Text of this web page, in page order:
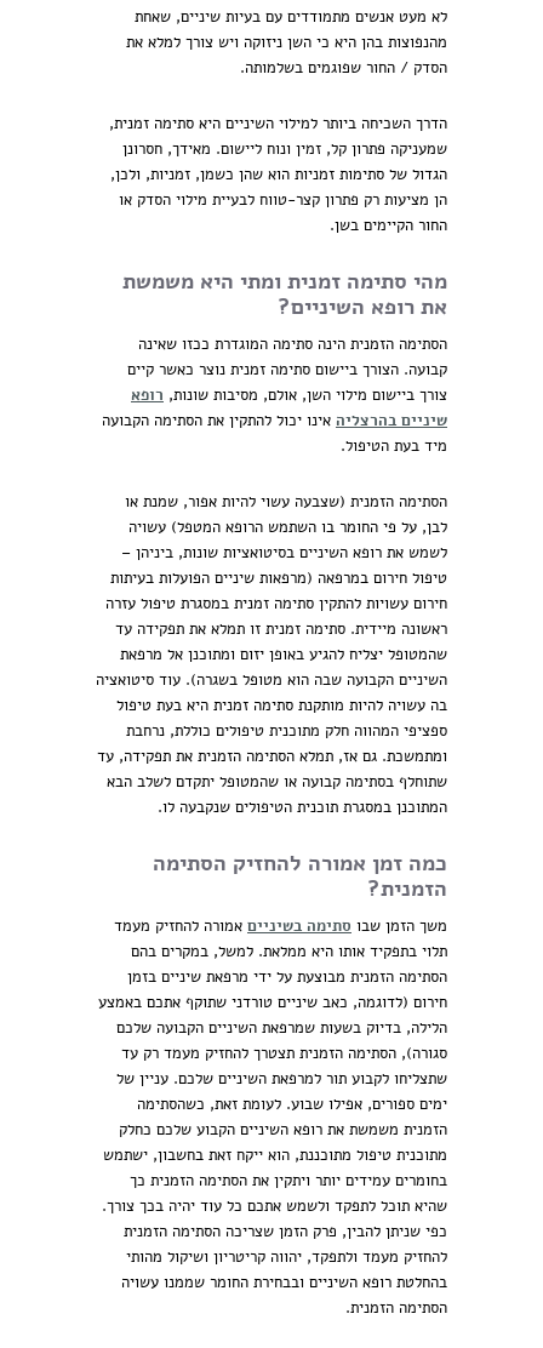
לא מעט אנשים מתמודדים עם בעיות שיניים, שאחת
מהנפוצות בהן היא כי השן ניזוקה ויש צורך למלא את
הסדק / החור שפוגמים בשלמותה.
הדרך השכיחה ביותר למילוי השיניים היא סתימה זמנית,
שמעניקה פתרון קל, זמין ונוח ליישום. מאידך, חסרונן
הגדול של סתימות זמניות הוא שהן כשמן, זמניות, ולכן,
הן מציעות רק פתרון קצר-טווח לבעיית מילוי הסדק או
החור הקיימים בשן.
מהי סתימה זמנית ומתי היא משמשת
את רופא השיניים?
הסתימה הזמנית הינה סתימה המוגדרת ככזו שאינה
קבועה. הצורך ביישום סתימה זמנית נוצר כאשר קיים
צורך ביישום מילוי השן, אולם, מסיבות שונות, רופא
שיניים בהרצליה אינו יכול להתקין את הסתימה הקבועה
מיד בעת הטיפול.
הסתימה הזמנית (שצבעה עשוי להיות אפור, שמנת או
לבן, על פי החומר בו השתמש הרופא המטפל) עשויה
לשמש את רופא השיניים בסיטואציות שונות, ביניהן –
טיפול חירום במרפאה (מרפאות שיניים הפועלות בעיתות
חירום עשויות להתקין סתימה זמנית במסגרת טיפול עזרה
ראשונה מיידית. סתימה זמנית זו תמלא את תפקידה עד
שהמטופל יצליח להגיע באופן יזום ומתוכנן אל מרפאת
השיניים הקבועה שבה הוא מטופל בשגרה). עוד סיטואציה
בה עשויה להיות מותקנת סתימה זמנית היא בעת טיפול
ספציפי המהווה חלק מתוכנית טיפולים כוללת, נרחבת
ומתמשכת. גם אז, תמלא הסתימה הזמנית את תפקידה, עד
שתוחלף בסתימה קבועה או שהמטופל יתקדם לשלב הבא
המתוכנן במסגרת תוכנית הטיפולים שנקבעה לו.
כמה זמן אמורה להחזיק הסתימה
הזמנית?
משך הזמן שבו סתימה בשיניים אמורה להחזיק מעמד
תלוי בתפקיד אותו היא ממלאת. למשל, במקרים בהם
הסתימה הזמנית מבוצעת על ידי מרפאת שיניים בזמן
חירום (לדוגמה, כאב שיניים טורדני שתוקף אתכם באמצע
הלילה, בדיוק בשעות שמרפאת השיניים הקבועה שלכם
סגורה), הסתימה הזמנית תצטרך להחזיק מעמד רק עד
שתצליחו לקבוע תור למרפאת השיניים שלכם. עניין של
ימים ספורים, אפילו שבוע. לעומת זאת, כשהסתימה
הזמנית משמשת את רופא השיניים הקבוע שלכם כחלק
מתוכנית טיפול מתוכננת, הוא ייקח זאת בחשבון, ישתמש
בחומרים עמידים יותר ויתקין את הסתימה הזמנית כך
שהיא תוכל לתפקד ולשמש אתכם כל עוד יהיה בכך צורך.
כפי שניתן להבין, פרק הזמן שצריכה הסתימה הזמנית
להחזיק מעמד ולתפקד, יהווה קריטריון ושיקול מהותי
בהחלטת רופא השיניים ובבחירת החומר שממנו עשויה
הסתימה הזמנית.